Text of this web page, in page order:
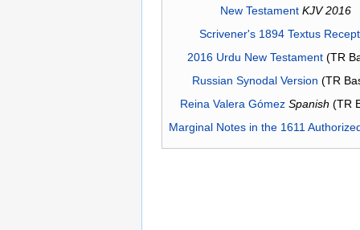
New Testament KJV 2016
Scrivener's 1894 Textus
2016 Urdu New Testament(TR
Russian Synodal Version (TR
Reina Valera Gómez Spanish (TR
Marginal Notes in the 1611